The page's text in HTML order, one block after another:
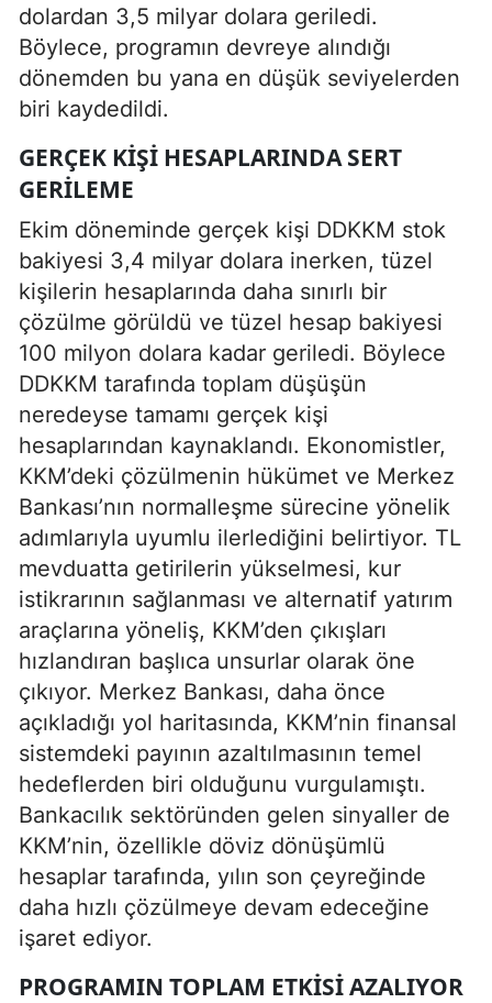
dolardan 3,5 milyar dolara geriledi.
Böylece, programın devreye alındığı
dönemden bu yana en düşük seviyelerden
biri kaydedildi.
GERÇEK KIŞI HESAPLARINDA SERT
GERILEME
Ekim döneminde gerçek kişi DDKKM stok
bakiyesi 3,4 milyar dolara inerken, tüzel
kişilerin hesaplarında daha sınırlı bir
çözülme görüldü ve tüzel hesap bakiyesi
100 milyon dolara kadar geriledi. Böylece
DDKKM tarafında toplam düşüşün
neredeyse tamamı gerçek kişi
hesaplarından kaynaklandı. Ekonomistler,
KKM’deki çözülmenin hükümet ve Merkez
Bankası’nın normalleşme sürecine yönelik
adımlarıyla uyumlu ilerlediğini belirtiyor. TL
mevduatta getirilerin yükselmesi, kur
istikrarının sağlanması ve alternatif yatırım
araçlarına yöneliş, KKM’den çıkışları
hızlandıran başlıca unsurlar olarak öne
çıkıyor. Merkez Bankası, daha önce
açıkladığı yol haritasında, KKM’nin finansal
sistemdeki payının azaltılmasının temel
hedeflerden biri olduğunu vurgulamıştı.
Bankacılık sektöründen gelen sinyaller de
KKM’nin, özellikle döviz dönüşümlü
hesaplar tarafında, yılın son çeyreğinde
daha hızlı çözülmeye devam edeceğine
işaret ediyor.
PROGRAMIN TOPLAM ETKISI AZALIYOR